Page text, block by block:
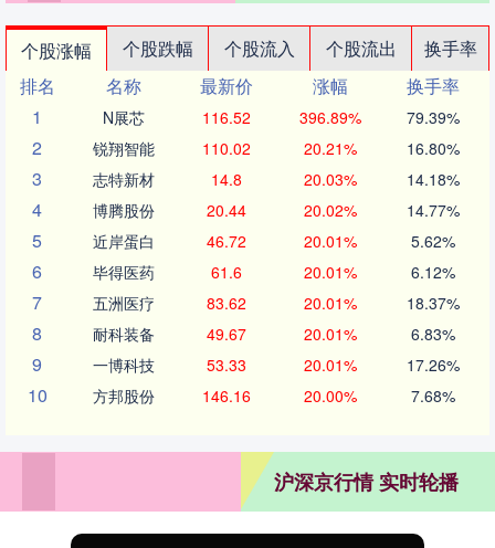
个股涨幅 个股跌幅 个股流入 个股流出
换手率
排名
名称 最新价 涨幅
换手率
1
N展芯 116.52 396.89% 79.39%
2 锐翔智能 110.02 20.21% 16.80%
3 志特新材 14.8 20.03% 14.18%
4 博腾股份 20.44 20.02% 14.77%
5 近岸蛋白 46.72 20.01% 5.62%
6 毕得医药 61.6 20.01% 6.12%
7 五洲医疗 83.62 20.01% 18.37%
8 耐科装备 49.67 20.01% 6.83%
9 一博科技 53.33 20.01% 17.26%
10 方邦股份 146.16 20.00% 7.68%
沪深京行情 实时轮播